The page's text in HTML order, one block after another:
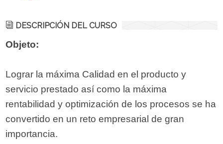
DESCRIPCIÓN DEL CURSO
Objeto:
Lograr la máxima Calidad en el producto y
servicio prestado así como la máxima
rentabilidad y optimización de los procesos se ha
convertido en un reto empresarial de gran
importancia.